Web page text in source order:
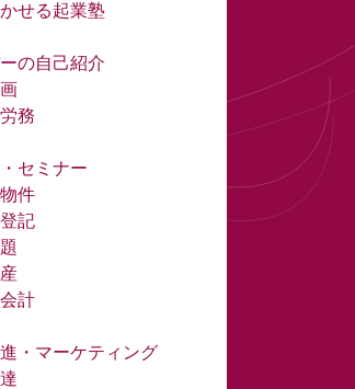
せる起業塾
の自己紹介
務
セミナー
件
記
計
・マーケティング